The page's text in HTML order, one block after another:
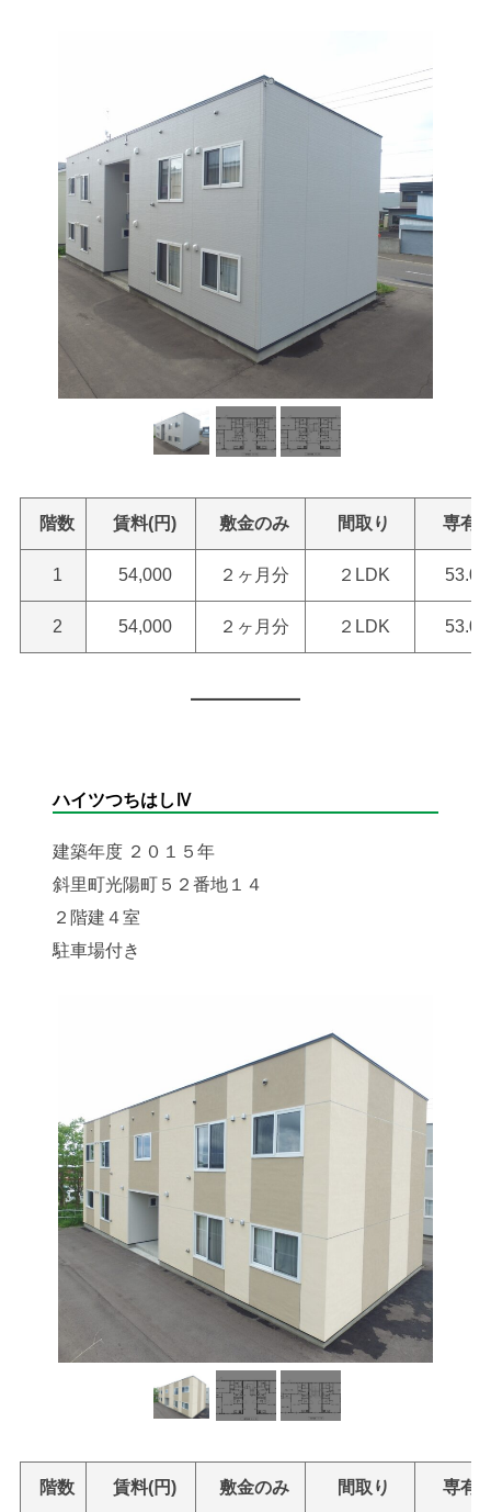
階数 賃料(円) 敷金のみ 間取り 専有
1 54,000 ２ヶ月分 ２LDK
2 54,000 ２ヶ月分 ２LDK
ハイツつちはしⅣ
建築年度 ２０１５年
斜里町光陽町５２番地１４
２階建４室
駐車場付き
階数 賃料(円) 敷金のみ 間取り 専有